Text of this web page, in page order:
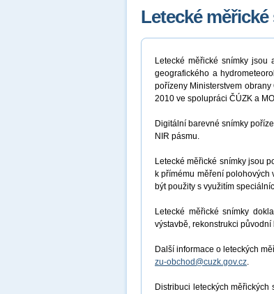
Letecké
Letecké měřické snímky jsou
geografického a
pořízeny Ministerstvem
2010 ve spolupráci ČÚZK a
Digitální barevné snímky
NIR pásmu.
Letecké měřické snímky jsou
k přímému měření polohových
být použity s využitím
Letecké měřické snímky
výstavbě, rekonstrukci
Další informace o leteckých
zu-obchod@cuzk.gov.cz.
Distribuci leteckých